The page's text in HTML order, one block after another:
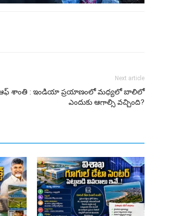
Next article
శాంతి : ఇండియా ప్రయాణంలో మధ్యలో బాలిలో
ఎందుకు ఆగాల్సి వచ్చింది?